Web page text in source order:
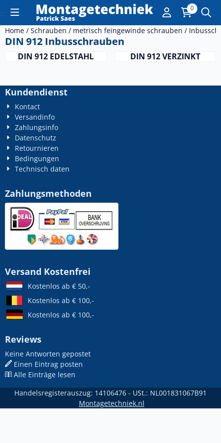
Cookie-Einstellungen sind derzeit geschlossen. 0
Home / Schrauben / metrisch feingewinde schrauben /
DIN 912 Inbusschrauben
DIN 912 EDELSTAHL DIN 912 VERZINKT
Kundendienst
Kontact
Versandinfo
Zahlungsinfo
Datenschutz
Retournieren
Bedingungen
Technisch daten
Zahlungsmethoden
Versand Kostenfrei
Kostenlos ab € 50,-
Kostenlos ab € 100,-
Kostenlos ab € 100,-
Reviews
Keine Antworten gepostet
Einen Eintrag posten
Alle Einträge lesen
Handelsregisterauszug: 14106476 - USt.: NL001831067B91
Montagetechniek.nl